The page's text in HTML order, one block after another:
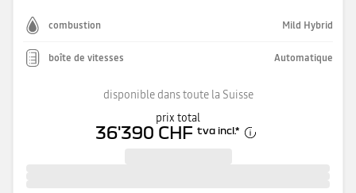
combustion Mild Hybrid
boîte de vitesses Automatique
disponible dans toute la Suisse
prix total
36'390 CHF tva incl.*